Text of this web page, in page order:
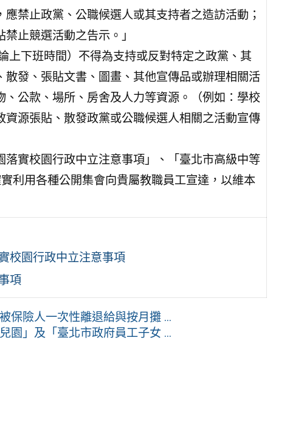
禁止政黨、公職候選人或其支持者之造訪活動；
止競選活動之告示。」
上下班時間）不得為支持或反對特定之政黨、其
發、張貼文書、圖畫、其他宣傳品或辦理相關活
公款、場所、房舍及人力等資源。（例如：學校
源張貼、散發政黨或公職候選人相關之活動宣傳
實校園行政中立注意事項」、「臺北市高級中等
利用各種公開集會向貴屬教職員工宣達，以維本
校園行政中立注意事項
項
保險人一次性離退給與按月攤 ...
園」及「臺北市政府員工子女 ...